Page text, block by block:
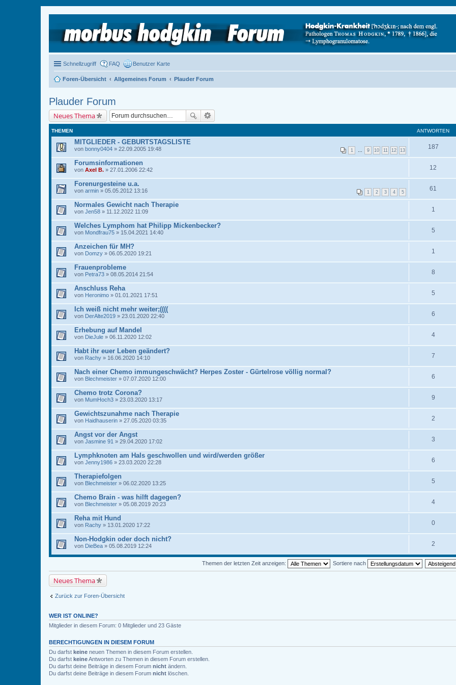
Schnellzugriff FAQ Benutzer Karte
Foren-Übersicht Allgemeines Forum Plauder Forum
Plauder Forum
Neues Thema
THEMEN ANTWORTEN
MITGLIEDER - GEBURTSTAGSLISTE
1 … 9 10 11 12 13
von bonny0404 » 22.09.2005 19:48 187
Forumsinformationen
von Axel B. » 27.01.2006 22:42 12
Forenurgesteine u.a.
1 2 3 4 5
von armin » 05.05.2012 13:16 61
Normales Gewicht nach Therapie
von Jen58 » 11.12.2022 11:09 1
Welches Lymphom hat Philipp Mickenbecker?
von Mondfrau75 » 15.04.2021 14:40 5
Anzeichen für MH?
von Domzy » 06.05.2020 19:21 1
Frauenprobleme
von Petra73 » 08.05.2014 21:54 8
Anschluss Reha
von Heronimo » 01.01.2021 17:51 5
Ich weiß nicht mehr weiter;((((
von DerAlte2019 » 23.01.2020 22:40 6
Erhebung auf Mandel
von DieJule » 06.11.2020 12:02 4
Habt ihr euer Leben geändert?
von Rachy » 16.06.2020 14:10 7
Nach einer Chemo immungeschwächt? Herpes Zoster - Gürtelrose völlig normal?
von Blechmeister » 07.07.2020 12:00 6
Chemo trotz Corona?
von MumHoch3 » 23.03.2020 13:17 9
Gewichtszunahme nach Therapie
von Haidhauserin » 27.05.2020 03:35 2
Angst vor der Angst
von Jasmine 91 » 29.04.2020 17:02 3
Lymphknoten am Hals geschwollen und wird/werden größer
von Jenny1986 » 23.03.2020 22:28 6
Therapiefolgen
von Blechmeister » 06.02.2020 13:25 5
Chemo Brain - was hilft dagegen?
von Blechmeister » 05.08.2019 20:23 4
Reha mit Hund
von Rachy » 13.01.2020 17:22 0
Non-Hodgkin oder doch nicht?
von DieBea » 05.08.2019 12:24 2
Themen der letzten Zeit anzeigen: Sortiere nach
Neues Thema
Zurück zur Foren-Übersicht
WER IST ONLINE?
Mitglieder in diesem Forum: 0 Mitglieder und 23 Gäste
BERECHTIGUNGEN IN DIESEM FORUM
Du darfst keine neuen Themen in diesem Forum erstellen.
Du darfst keineAntworten zu Themen in diesem Forum erstellen.
Du darfst deine Beiträge in diesem Forum nicht ändern.
Du darfst deine Beiträge in diesem Forum nicht löschen.